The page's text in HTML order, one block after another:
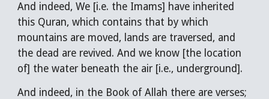
And indeed, We [i.e. the Imams] have inherited
this Quran, which contains that by which
mountains are moved, lands are traversed, and
the dead are revived. And we know [the location
of] the water beneath the air [i.e., underground].
And indeed, in the Book of Allah there are verses;